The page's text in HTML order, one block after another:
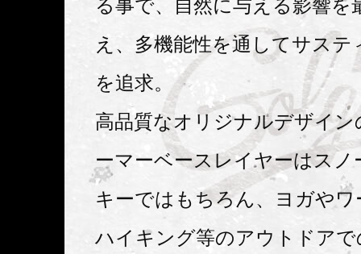
る事で、自然に与える影響を
え、多機能性を通してサス
を追求。
高品質なオリジナルデザイ
ーマーベースレイヤーはスノ
キーではもちろん、ヨガや
ハイキング等のアウトドアで